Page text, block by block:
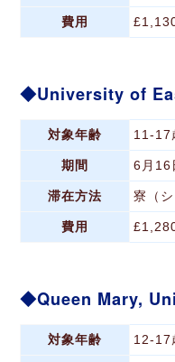
費用
University of
対象年齢 11-17
期間 6月16
滞在方法 寮（
費用
Queen Mary,
対象年齢 12-17